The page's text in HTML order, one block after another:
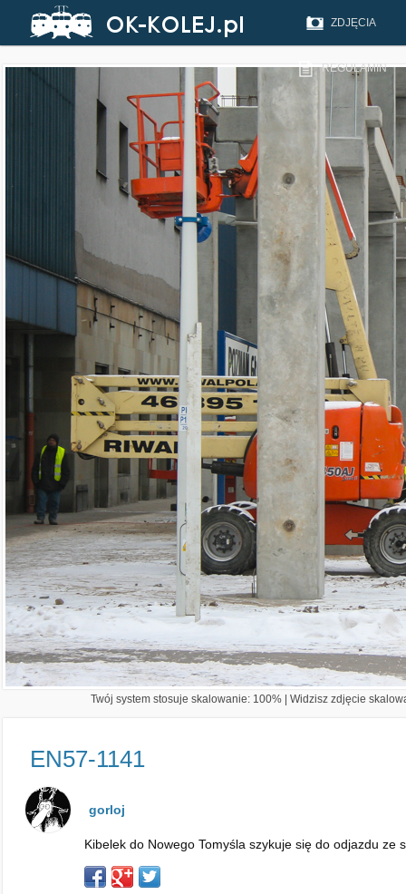
ZDJĘCIA
REGULAMIN
Twój system stosuje skalowanie: 100% | Widzisz zdjęcie
EN57-1141
gorloj
Kibelek do Nowego Tomyśla szykuje się do odjazdu ze